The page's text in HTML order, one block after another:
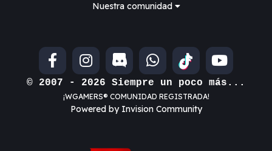
Nuestra comunidad
© 2007 - 2026 Siempre un poco más...
¡WGAMERS® COMUNIDAD REGISTRADA!
Powered by Invision Community